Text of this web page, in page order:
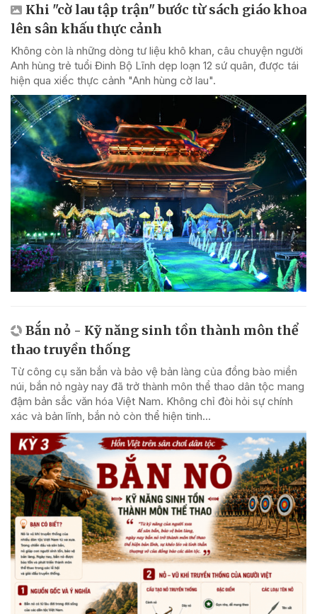
Khi "cờ lau tập trận" bước từ sách giáo khoa
lên sân khấu thực cảnh
Không còn là những dòng tư liệu khô khan, câu chuyện người
Anh hùng trẻ tuổi Đinh Bộ Lĩnh dẹp loạn 12 sứ quân, được tái
hiện qua xiếc thực cảnh "Anh hùng cờ lau".
Bắn nỏ - Kỹ năng sinh tồn thành môn thể
thao truyền thống
Từ công cụ săn bắn và bảo vệ bản làng của đồng bào miền
núi, bắn nỏ ngày nay đã trở thành môn thể thao dân tộc mang
đậm bản sắc văn hóa Việt Nam. Không chỉ đòi hỏi sự chính
xác và bản lĩnh, bắn nỏ còn thể hiện tinh...